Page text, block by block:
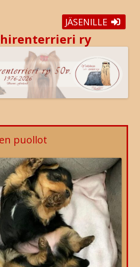
JÄSENILLE
ry
puollot